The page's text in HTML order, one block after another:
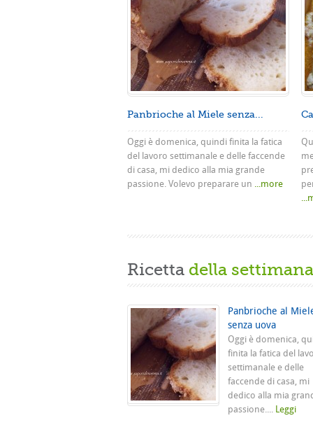
Panbrioche al Miele senza...
Oggi è domenica, quindi finita la fatica
del lavoro settimanale e delle faccende
di casa, mi dedico alla mia grande
passione. Volevo preparare un ...more
Ricetta della settimana
Panbrioche al
senza uova
Oggi è domenica,
finita la fatica del
settimanale e delle
faccende di casa, mi
dedico alla mia
passione.... Leggi